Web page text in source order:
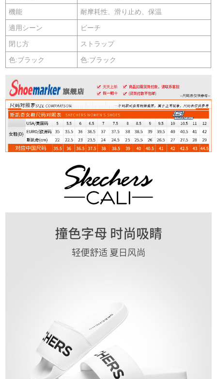
機能 耐摩耗性、滑り止め、保温
適用シーン ビーチ
閉じ方 ストラップ
色:ブラック 色:ブラック